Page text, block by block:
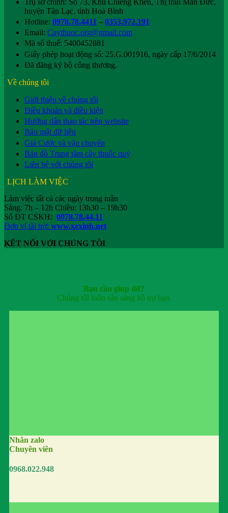
huyện Tân Lạc, tỉnh Hoà Bình
Hotline: 0978.78.4411 – 0353.972.191
Email: Caythuoc.org@gmail.com
Mã số thuế: 5400452881
Giấy phép hoạt động số: 25.G.001916, ngày cấp 17/6/2014
Đã đăng ký bộ công thương.
Về chúng tôi
Giới thiệu về chúng tôi
Điều khoản và điều kiện
Hướng dẫn thao tác trên website
Bảo mật dữ liệu
Giá Cước và vận chuyển
Bản đồ Trung tâm cây thuốc quý
Liên hệ với chúng tôi
LỊCH LÀM VIỆC
Làm việc tất cả các ngày trong tuần
Sáng: 7h – 12h Chiều: 13h30 – 19h30
Số ĐT CSKH: 0978.78.44.11
Đơn vị tài trợ: www.xexinh.net
KẾT NỐI VỚI CHÚNG TÔI
Bạn cần giúp đỡ?
Chúng tôi luôn sẵn sàng hỗ trợ bạn.
Nhắn zalo
Chuyên viên
0968.022.948